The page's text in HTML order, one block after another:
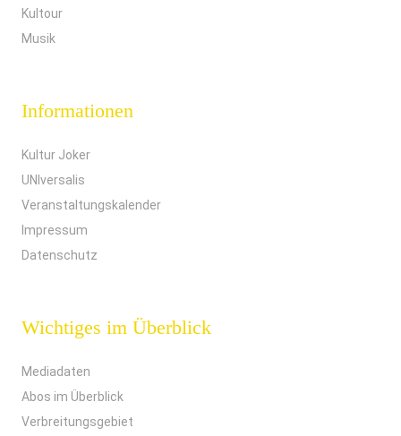
Kultour
Musik
Informationen
Kultur Joker
UNIversalis
Veranstaltungskalender
Impressum
Datenschutz
Wichtiges im Überblick
Mediadaten
Abos im Überblick
Verbreitungsgebiet